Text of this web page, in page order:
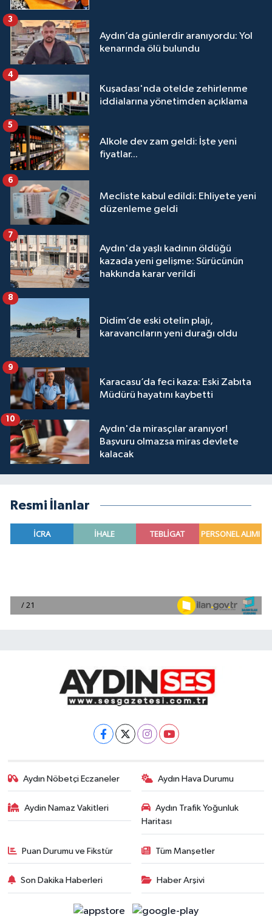
Aydın’da günlerdir aranıyordu: Yol
kenarında ölü bulundu
3
Kuşadası'nda otelde zehirlenme
iddialarına yönetimden açıklama
4
Alkole dev zam geldi: İşte yeni
fiyatlar...
5
Mecliste kabul edildi: Ehliyete yeni
düzenleme geldi
6
Aydın'da yaşlı kadının öldüğü
kazada yeni gelişme: Sürücünün
hakkında karar verildi
7
Didim’de eski otelin plajı,
karavancıların yeni durağı oldu
8
Karacasu’da feci kaza: Eski Zabıta
Müdürü hayatını kaybetti
9
Aydın'da mirasçılar aranıyor!
Başvuru olmazsa miras devlete
kalacak
10
Resmi İlanlar
Aydın Nöbetçi Eczaneler Aydın Hava Durumu
Aydin Namaz Vakitleri
Aydın Trafik Yoğunluk
Haritası
Puan Durumu ve Fikstür Tüm Manşetler
Son Dakika Haberleri Haber Arşivi